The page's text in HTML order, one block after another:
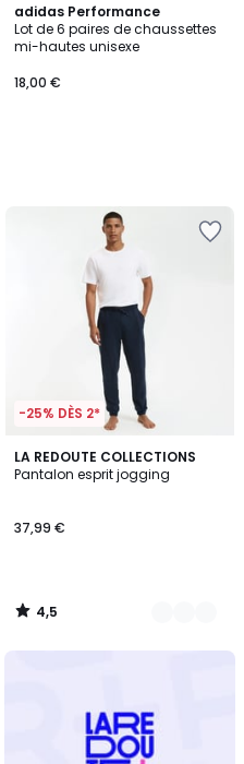
adidas Performance
Lot de 6 paires de chaussettes
mi-hautes unisexe
18,00 €
-25% DÈS 2*
LA REDOUTE COLLECTIONS
Pantalon esprit jogging
37,99 €
4,5
/ 5
2
Couleurs
4,5
/